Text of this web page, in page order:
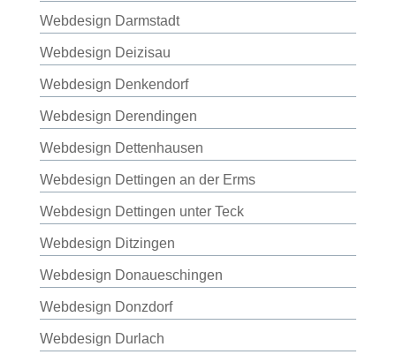
Webdesign Darmstadt
Webdesign Deizisau
Webdesign Denkendorf
Webdesign Derendingen
Webdesign Dettenhausen
Webdesign Dettingen an der Erms
Webdesign Dettingen unter Teck
Webdesign Ditzingen
Webdesign Donaueschingen
Webdesign Donzdorf
Webdesign Durlach